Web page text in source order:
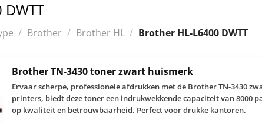
/ Brother / Brother HL / Brother HL-L6400 DWTT
Brother TN-3430 toner zwart huismerk
Ervaar scherpe, professionele afdrukken met de Brother TN-3430
printers, biedt deze toner een indrukwekkende capaciteit van 8000
op kwaliteit en betrouwbaarheid. Perfect voor drukke kantoren.